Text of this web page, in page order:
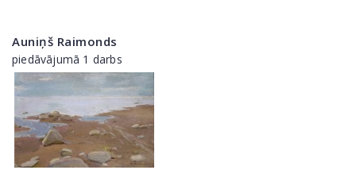
Auniņš Raimonds
piedāvājumā 1 darbs